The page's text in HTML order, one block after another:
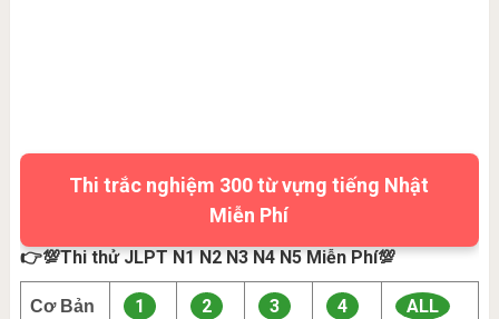
Thi trắc nghiệm 300 từ vựng tiếng Nhật
Miễn Phí
👉💯Thi thử JLPT N1 N2 N3 N4 N5 Miễn Phí💯
Cơ Bản 1 2 3 4 ALL